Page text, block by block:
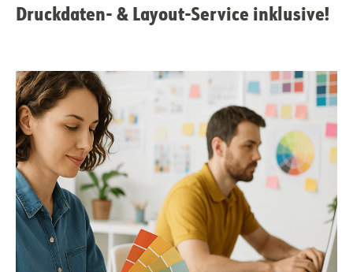
Druckdaten- & Layout-Service inklusive!